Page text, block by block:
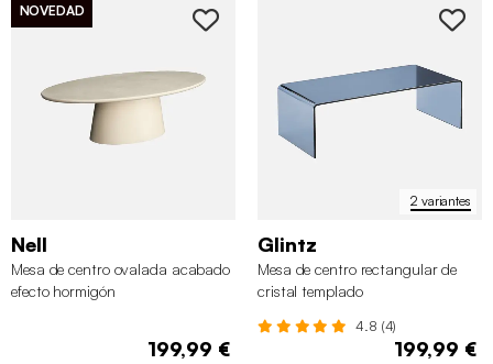
NOVEDAD
Nell
Mesa de centro ovalada acabado
efecto hormigón
199,99 €
2 variantes
Glintz
Mesa de centro rectangular de
cristal templado
4.8 (4)
199,99 €